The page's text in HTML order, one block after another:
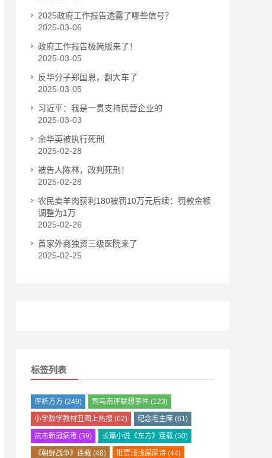
2025政府工作报告透露了哪些信号？
2025-03-06
政府工作报告极简版来了！
2025-03-05
反华分子郑国恩，翻大车了
2025-03-05
习近平：我是一贯支持民营企业的
2025-03-03
余华英被执行死刑
2025-02-28
被告人陈林，改判死刑！
2025-02-28
农民卖羊肉获利180被罚10万元后续：罚款金额
调整为1万
2025-02-26
首家外商独资三级医院来了
2025-02-25
标签列表
评析方方 (249) 司马南评联想事件 (123)
小学数学教材丑图上热搜 (62) 纪念毛主席 (61)
抗击新冠病毒 (59) 长篇小说《东方》连载 (50)
《朝鲜战争》连载 (48) 批贾浅浅屎尿诗 (44)